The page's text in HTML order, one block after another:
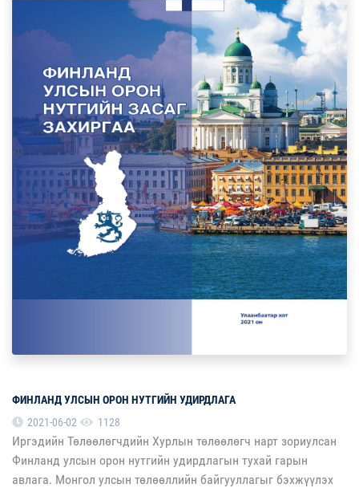
ФИНЛАНД УЛСЫН ОРОН НУТГИЙН УДИРДЛАГА
2021-06-02
1128
Иргэдийн Төлөөлөгчдийн Хурлын төлөөлөгч нарт зориулсан
Финланд улсын орон нутгийн удирдлагын тухай гарын
авлага. Монгол улсын төлөөллийн байгууллагыг бэхжүүлэх